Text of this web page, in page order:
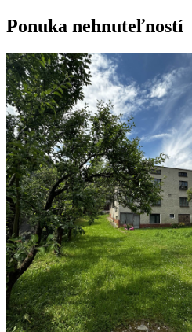
Ponuka nehnuteľností